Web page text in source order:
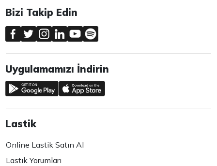
Bizi Takip Edin
Uygulamamızı İndirin
Lastik
Online Lastik Satın Al
Lastik Yorumları